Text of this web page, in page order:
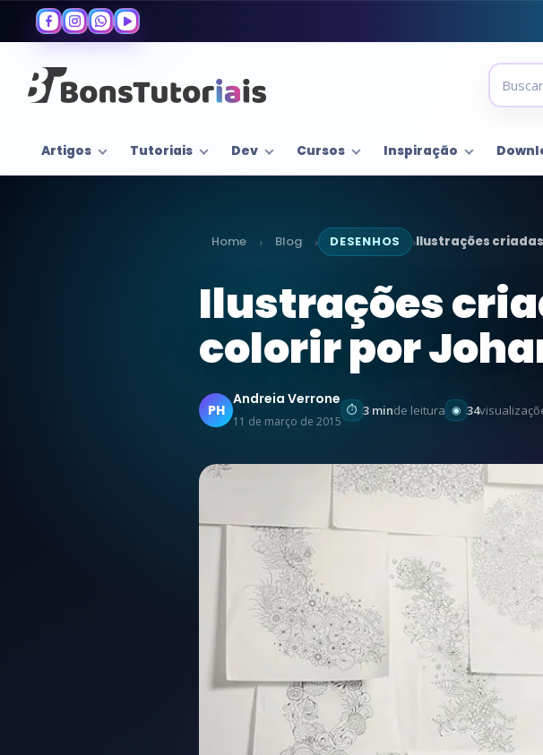
Artigos Tutoriais Dev Cursos Inspiração
Home › Blog › DESENHOS ›Ilustrações
Ilustrações
colorir por
PH
Andreia Verrone
11 de março de 2015
3 minde leitura 34